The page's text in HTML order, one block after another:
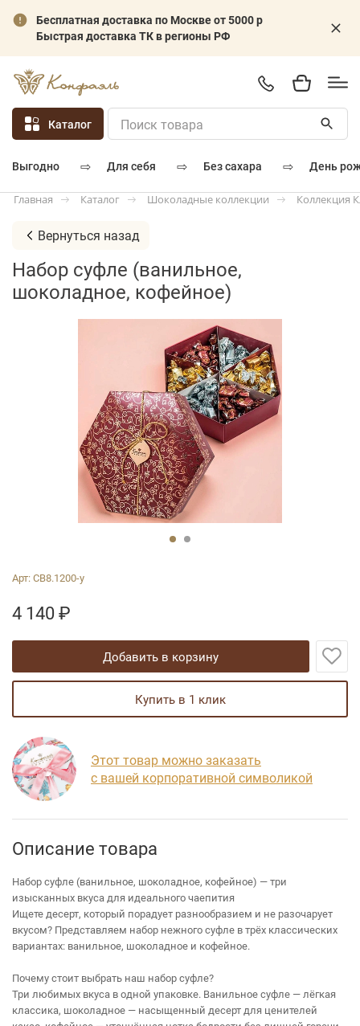
Бесплатная доставка по Москве от 5000 р
Быстрая доставка ТК в регионы РФ
Каталог
выгодно ⇨ для себя ⇨ без сахара ⇨ день
Главная Каталог Шоколадные коллекции Коллекция
Вернуться назад
Набор суфле (ванильное,
шоколадное, кофейное)
Арт:СВ8.1200-у
4 140 ₽
добавить в корзину
купить в 1 клик
Этот товар можно заказать
с вашей корпоративной символикой
Описание товара
Набор суфле (ванильное, шоколадное, кофейное) — три
изысканных вкуса для идеального чаепития
Ищете десерт, который порадует разнообразием и не разочарует
вкусом? Представляем набор нежного суфле в трёх классических
вариантах: ванильное, шоколадное и кофейное.
Почему стоит выбрать наш набор суфле?
Три любимых вкуса в одной упаковке. Ванильное суфле — лёгкая
классика, шоколадное — насыщенный десерт для ценителей